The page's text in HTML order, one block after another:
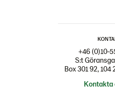
+46 (0)10-
S:t
Box 301 92, 104
Kontakta